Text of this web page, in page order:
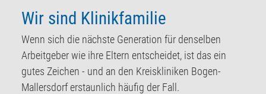
Wir sind Klinikfamilie
Wenn sich die nächste Generation für denselben
Arbeitgeber wie ihre Eltern entscheidet, ist das ein
gutes Zeichen - und an den Kreiskliniken Bogen-
Mallersdorf erstaunlich häufig der Fall.